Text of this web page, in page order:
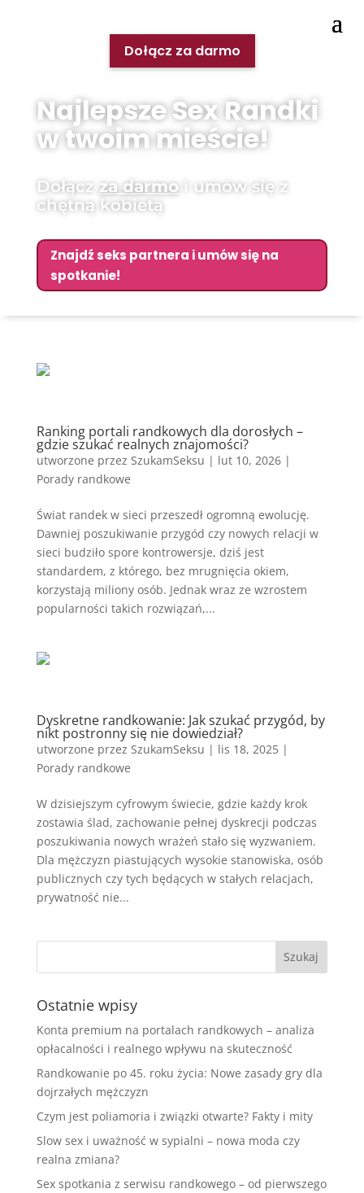
Dołącz za darmo
Najlepsze Sex Randki
w twoim mieście!
Dołącz za darmoi umów się z
chętną kobietą
Znajdź seks partnera i umów się na
spotkanie!
Ranking portali randkowych dla dorosłych –
gdzie szukać realnych znajomości?
utworzone przez SzukamSeksu | lut 10, 2026|
Porady randkowe
Świat randek w sieci przeszedł ogromną ewolucję.
Dawniej poszukiwanie przygód czy nowych relacji w
sieci budziło spore kontrowersje, dziś jest
standardem, z którego, bez mrugnięcia okiem,
korzystają miliony osób. Jednak wraz ze wzrostem
popularności takich rozwiązań,...
Dyskretne randkowanie: Jak szukać przygód, by
nikt postronny się nie dowiedział?
utworzone przez SzukamSeksu | lis 18, 2025|
Porady randkowe
W dzisiejszym cyfrowym świecie, gdzie każdy krok
zostawia ślad, zachowanie pełnej dyskrecji podczas
poszukiwania nowych wrażeń stało się wyzwaniem.
Dla mężczyzn piastujących wysokie stanowiska, osób
publicznych czy tych będących w stałych relacjach,
prywatność nie...
Ostatnie wpisy
Konta premium na portalach randkowych – analiza
opłacalności i realnego wpływu na skuteczność
Randkowanie po 45. roku życia: Nowe zasady gry dla
dojrzałych mężczyzn
Czym jest poliamoria i związki otwarte? Fakty i mity
Slow sex i uważność w sypialni – nowa moda czy
realna zmiana?
Sex spotkania z serwisu randkowego – od pierwszego